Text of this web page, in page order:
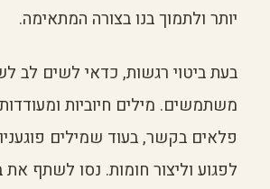
יותר ולתמוך בנו בצורה המתאימה.
בעת ביטוי רגשות, כדאי לשים לב
משתמשים. מילים חיוביות
פלאים בקשר, בעוד שמילים
לפגוע וליצור חומות. נסו לשתף את